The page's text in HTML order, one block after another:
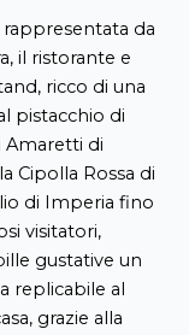
rappresentata da
il ristorante e
ricco di una
pistacchio di
Amaretti di
Cipolla Rossa di
di Imperia fino
visitatori,
gustative un
replicabile al
grazie alla